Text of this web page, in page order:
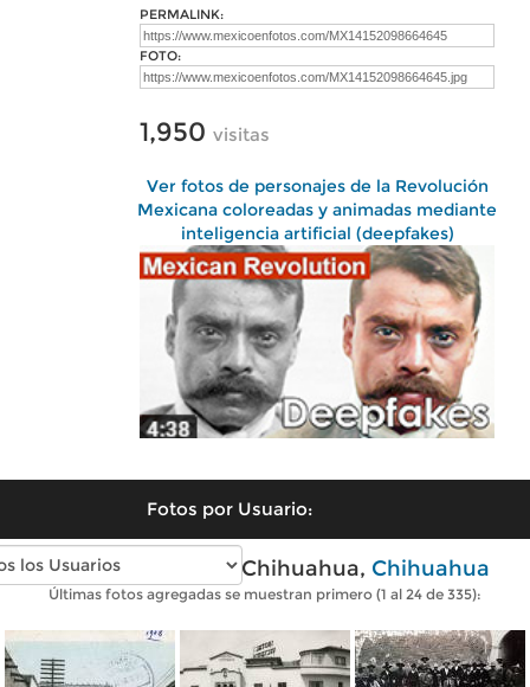
PERMALINK:
FOTO:
1,950 visitas
Ver fotos de personajes de la Revolución
Mexicana coloreadas y animadas mediante
inteligencia artificial (deepfakes)
Fotos por Usuario:
Fotos antiguas de Chihuahua, Chihuahua
Últimas fotos agregadas se muestran primero (1 al 24 de 335):